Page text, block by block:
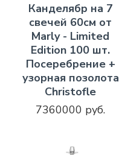
Канделябр на 7
свечей 60см от
Marly - Limited
Edition 100 шт.
Посеребрение +
узорная позолота
Christofle
7360000 руб.